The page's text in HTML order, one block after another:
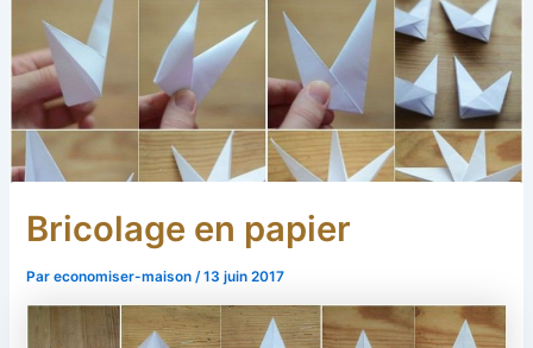
Bricolage en papier
Pareconomiser-maison /13 juin 2017